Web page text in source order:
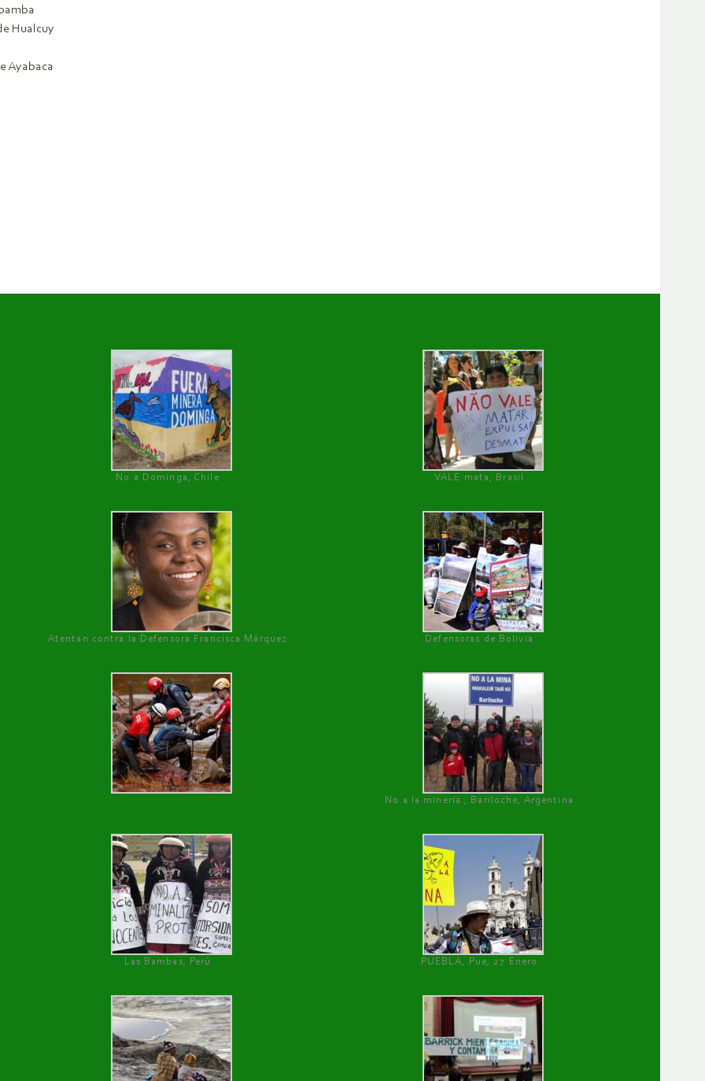
Hualcuy
Ayabaca
No a Dominga, Chile
VALE mata, Brasil
Atentan contra la Defensora Francisca Márquez Defensoras de Bolivia
No a la minería , Bariloche, Argentina
Las Bambas, Perú PUEBLA, Pue, 27 Enero